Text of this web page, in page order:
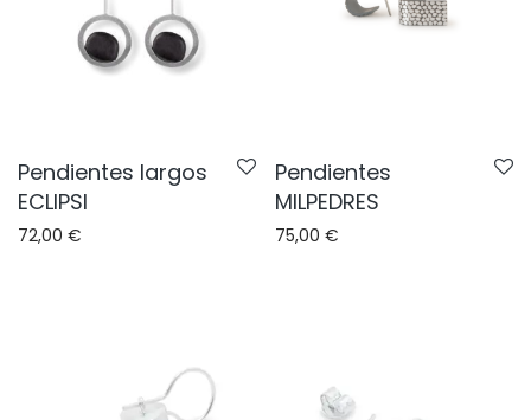
Pendientes largos
ECLIPSI
72,00 €
Pendientes
MILPEDRES
75,00 €